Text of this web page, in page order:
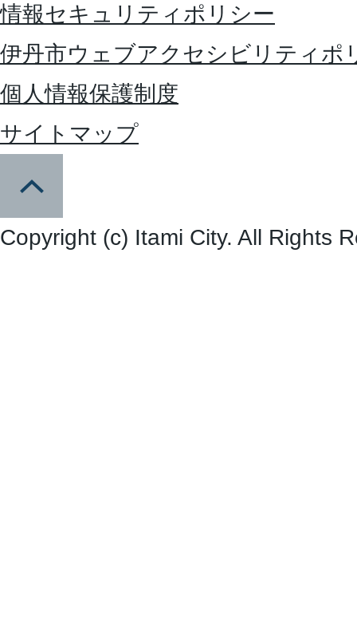
情報セキュリティポリシー
伊丹市ウェブアクセシビリティポ
個人情報保護制度
サイトマップ
Copyright (c) Itami City. All Rights